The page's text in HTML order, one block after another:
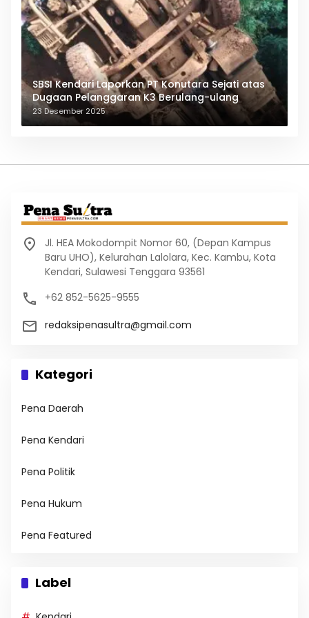
SBSI Kendari Laporkan PT Konutara Sejati atas
Dugaan Pelanggaran K3 Berulang-ulang
23 Desember 2025
Jl. HEA Mokodompit Nomor 60, (Depan Kampus
Baru UHO), Kelurahan Lalolara, Kec. Kambu, Kota
Kendari, Sulawesi Tenggara 93561
+62 852-5625-9555
redaksipenasultra@gmail.com
Kategori
Pena Daerah
Pena Kendari
Pena Politik
Pena Hukum
Pena Featured
Label